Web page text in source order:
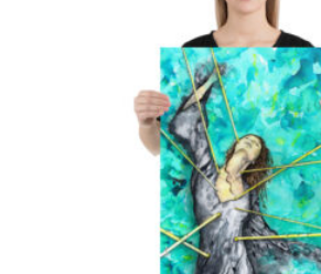
CHF 43.00
variations.
Les
options
peuvent
être
choisies
sur
la
page
du
produit